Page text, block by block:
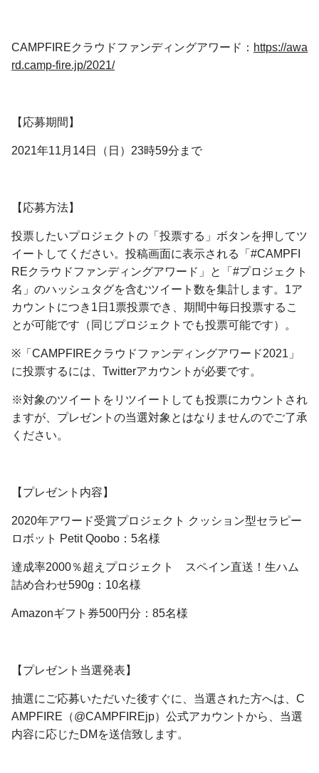
CAMPFIREクラウドファンディングアワード： https://awa
rd.camp-fire.jp/2021/
【応募期間】
2021年11月14日（日）23時59分まで
【応募方法】
投票したいプロジェクトの「投票する」ボタンを押してツ
イートしてください。投稿画面に表示される「#CAMPFI
REクラウドファンディングアワード」と「#プロジェクト
名」のハッシュタグを含むツイート数を集計します。1ア
カウントにつき1日1票投票でき、期間中毎日投票するこ
とが可能です（同じプロジェクトでも投票可能です）。
※「CAMPFIREクラウドファンディングアワード2021」
に投票するには、Twitterアカウントが必要です。
※対象のツイートをリツイートしても投票にカウントされ
ますが、プレゼントの当選対象とはなりませんのでご了承
ください。
【プレゼント内容】
2020年アワード受賞プロジェクト クッション型セラピー
ロボット Petit Qoobo：5名様
達成率2000％超えプロジェクト スペイン直送！生ハム
詰め合わせ590g：10名様
Amazonギフト券500円分：85名様
【プレゼント当選発表】
抽選にご応募いただいた後すぐに、当選された方へは、C
AMPFIRE（@CAMPFIREjp）公式アカウントから、当選
内容に応じたDMを送信致します。